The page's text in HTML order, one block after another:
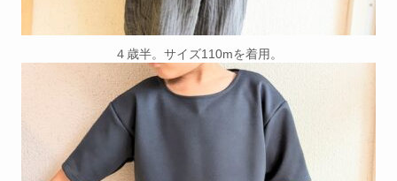
４歳半。サイズ110mを着用。